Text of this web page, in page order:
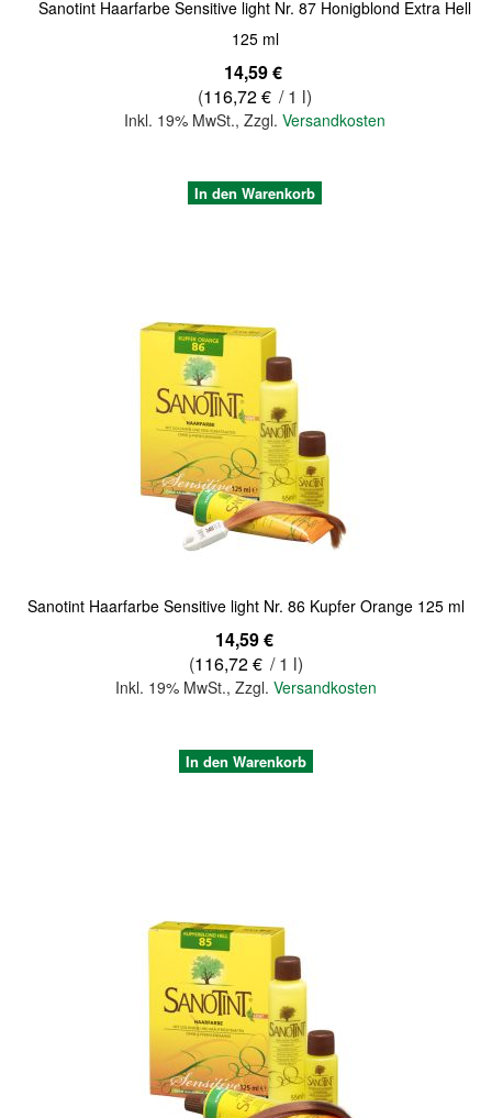
Sanotint Haarfarbe Sensitive light Nr. 87 Honigblond Extra Hell
125 ml
14,59 €
(116,72 € / 1 l)
Inkl. 19% MwSt.,Zzgl.Versandkosten
In den Warenkorb
Sanotint Haarfarbe Sensitive light Nr. 86 Kupfer Orange 125 ml
14,59 €
(116,72 € / 1 l)
Inkl. 19% MwSt., Zzgl. Versandkosten
In den Warenkorb